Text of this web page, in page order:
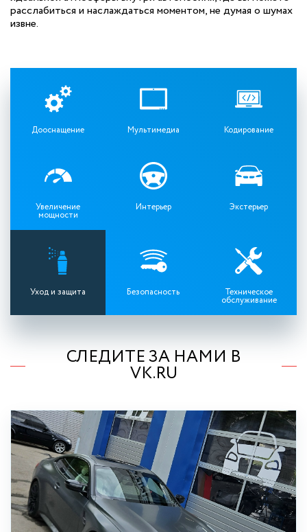
расслабиться и наслаждаться моментом, не думая о шумах
извне.
Дооснащение Мультимедиа Кодирование
Увеличение
мощности
Интерьер Экстерьер
Уход и защита Безопасность Техническое
обслуживание
СЛЕДИТЕ ЗА НАМИ В
VK.RU